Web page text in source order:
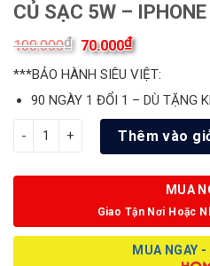
CỦ SẠC 5W – IPHONE
100.000₫ 70.000₫
***BẢO HÀNH SIÊU VIỆT:
90 NGÀY 1 ĐỔI 1 – DÙ TẶNG
Số lượng Thêm vào
MUA
Giao Tận Nơi Hoặc
MUA NGAY